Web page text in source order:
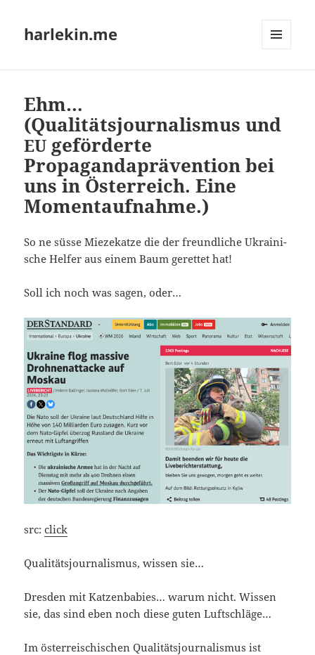
harlekin.me
Ehm…
(Qualitätsjournalismus und
EU geförderte
Propagandaprävention bei
uns in Österreich. Eine
Momentaufnahme.)
So ne süs­se Mie­ze­kat­ze die der freund­li­che Ukrai­ni­
sche Hel­fer aus einem Baum geret­tet hat!
Soll ich noch was sagen, oder…
src:click
Qua­li­täts­jour­na­lis­mus, wis­sen sie…
Dres­den mit Kat­zen­ba­bies… war­um nicht. Wis­sen
sie, das sind eben noch die­se guten Luftschläge…
Im öster­rei­schi­schen Qua­li­täts­jour­na­lis­mus ist